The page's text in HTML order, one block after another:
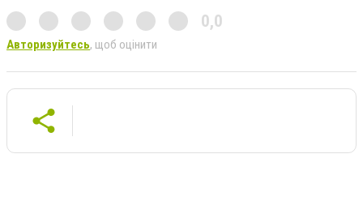
0,0
Авторизуйтесь, щоб оцінити